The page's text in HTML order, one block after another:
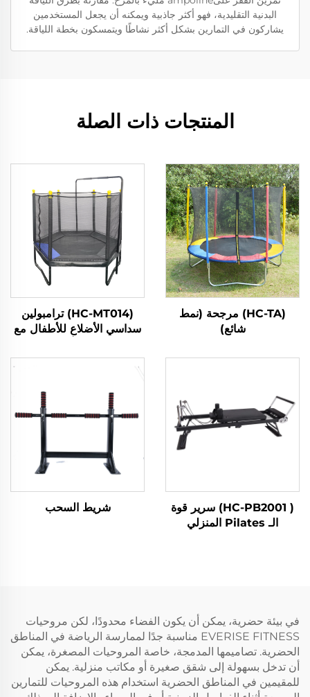
البدنية التقليدية، فهو أكثر جاذبية ويمكنه أن يجعل المستخدمين
يشاركون في التمارين بشكل أكثر نشاطًا ويتمسكون بخطة اللياقة.
المنتجات ذات الصلة
(HC-TA) مرجحة (نمط
شائع)
(HC-MT014) ترامبولين
سداسي الأضلاع للأطفال مع
( HC-PB2001) سرير قوة
الـ Pilates المنزلي
شريط السحب
في بيئة حضرية، يمكن أن يكون الفضاء محدودًا، لكن مروحيات
EVERISE FITNESS مناسبة جدًا لممارسة الرياضة في المناطق
الحضرية. تصاميمها المدمجة، خاصة المروحيات المصغرة، يمكن
أن تدخل بسهولة إلى شقق صغيرة أو مكاتب منزلية. يمكن
للمقيمين في المناطق الحضرية استخدام هذه المروحيات للتمارين